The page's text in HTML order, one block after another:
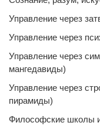
Управление через
Управление через
Управление через
мангедавиды)
Управление через
пирамиды)
Философские школы